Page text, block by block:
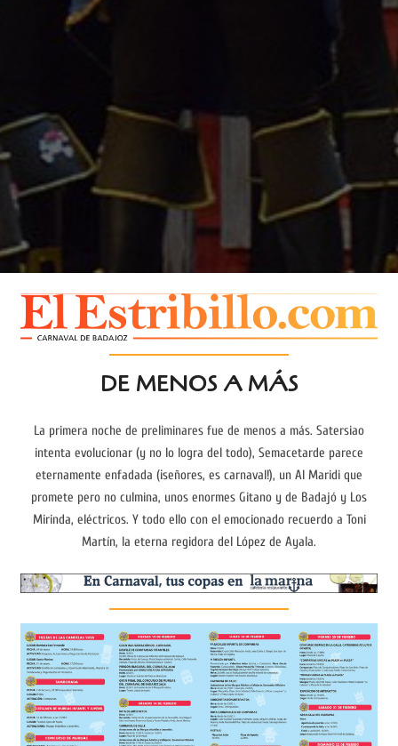
DE MENOS A MÁS
La primera noche de preliminares fue de menos a más. Satersiao
intenta evolucionar (y no lo logra del todo), Semacetarde parece
eternamente enfadada (¡señores, es carnaval!), un Al Maridi que
promete pero no culmina, unos enormes Gitano y de Badajó y Los
Mirinda, eléctricos. Y todo ello con el emocionado recuerdo a Toni
Martín, la eterna regidora del López de Ayala.